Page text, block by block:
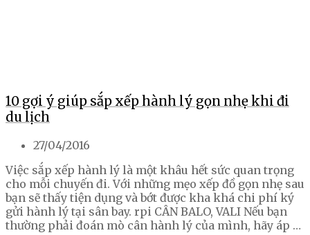
10 gợi ý giúp sắp xếp hành lý gọn nhẹ khi đi
du lịch
27/04/2016
Việc sắp xếp hành lý là một khâu hết sức quan trọng
cho mỗi chuyến đi. Với những mẹo xếp đồ gọn nhẹ sau
bạn sẽ thấy tiện dụng và bớt được kha khá chi phí ký
gửi hành lý tại sân bay. rpi CÂN BALO, VALI Nếu bạn
thường phải đoán mò cân hành lý của mình, hãy áp …